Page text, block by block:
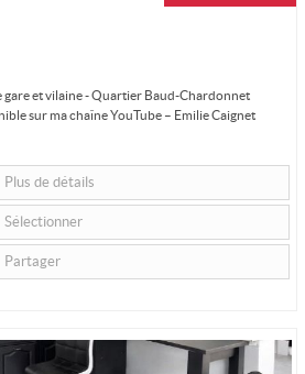
gare et vilaine - Quartier Baud-Chardonnet
sur ma chaîne YouTube – Emilie Caignet
Plus de détails
Sélectionner
Partager